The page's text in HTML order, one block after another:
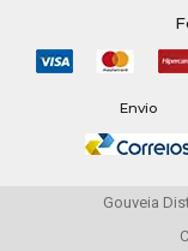
Envio
Gouveia